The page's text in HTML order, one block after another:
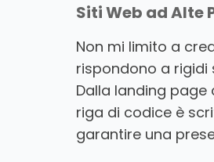
Siti Web ad Alte
Non mi limito a
rispondono a rigidi
Dalla landing
riga di codice è
garantire una